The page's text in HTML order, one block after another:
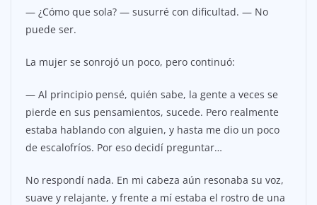
— ¿Cómo que sola? — susurré con dificultad. — No
puede ser.
La mujer se sonrojó un poco, pero continuó:
— Al principio pensé, quién sabe, la gente a veces se
pierde en sus pensamientos, sucede. Pero realmente
estaba hablando con alguien, y hasta me dio un poco
de escalofríos. Por eso decidí preguntar…
No respondí nada. En mi cabeza aún resonaba su voz,
suave y relajante, y frente a mí estaba el rostro de una